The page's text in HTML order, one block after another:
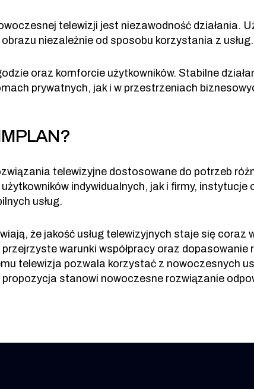
telewizji jest niezawodność działania.
niezależnie od sposobu korzystania z usług.
oraz komforcie użytkowników. Stabilne
prywatnych, jak i w przestrzeniach
telewizyjne dostosowane do potrzeb
indywidualnych, jak i firmy, instytucje
usług.
że jakość usług telewizyjnych staje się coraz
przejrzyste warunki współpracy oraz dopasowanie
telewizja pozwala korzystać z nowoczesnych
stanowi nowoczesne rozwiązanie